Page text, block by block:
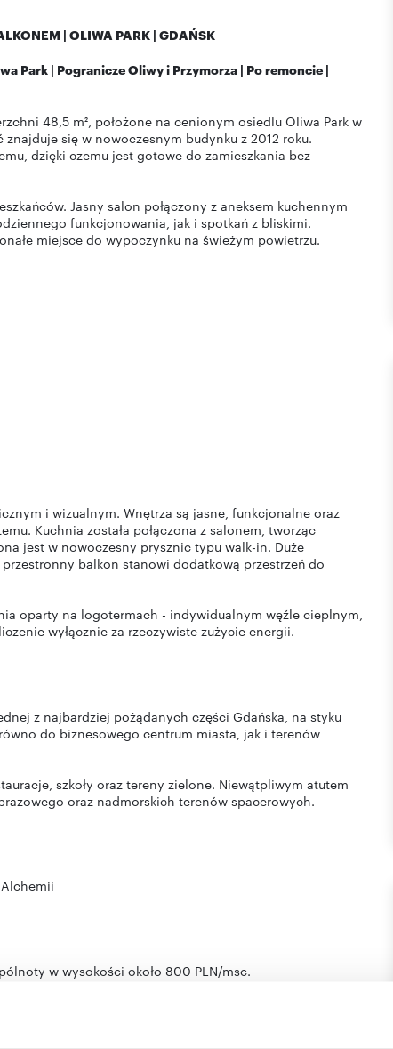
| OLIWA PARK | GDAŃSK
Park | Pogranicze Oliwy i Przymorza | Po remoncie |
48,5 m², położone na cenionym osiedlu Oliwa Park w
się w nowoczesnym budynku z 2012 roku.
dzięki czemu jest gotowe do zamieszkania bez
Jasny salon połączony z aneksem kuchennym
funkcjonowania, jak i spotkań z bliskimi.
miejsce do wypoczynku na świeżym powietrzu.
i wizualnym. Wnętrza są jasne, funkcjonalne oraz
Kuchnia została połączona z salonem, tworząc
jest w nowoczesny prysznic typu walk-in. Duże
balkon stanowi dodatkową przestrzeń do
oparty na logotermach - indywidualnym węźle cieplnym,
wyłącznie za rzeczywiste zużycie energii.
z najbardziej pożądanych części Gdańska, na styku
do biznesowego centrum miasta, jak i terenów
szkoły oraz tereny zielone. Niewątpliwym atutem
oraz nadmorskich terenów spacerowych.
w wysokości około 800 PLN/msc.
podziemnej w cenie 300PLN/msc.